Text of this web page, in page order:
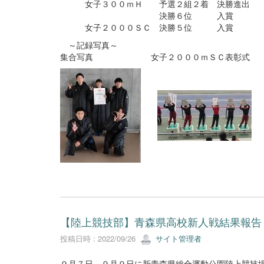
女子３００ｍＨ 予選２組２着 決勝進出
決勝６位 入賞
女子２０００ＳＣ 決勝５位 入賞
～記録写真～
集合写真 女子２０００ｍＳＣ表彰式
【陸上競技部】青森県高校新人戦結果報告
投稿日時 : 2022/09/26 サイト管理者